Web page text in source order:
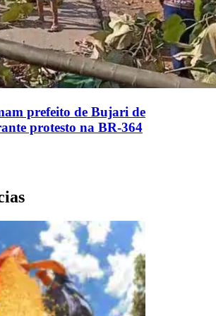
prefeito de Bujari de
protesto na BR-364